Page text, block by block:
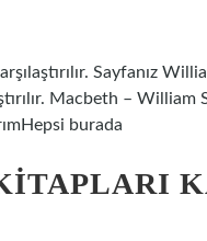
Sayfanız
Macbeth – William
burada